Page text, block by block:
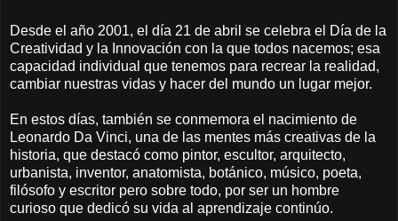
Desde el año 2001, el día 21 de abril se celebra el Día de la
Creatividad y la Innovación con la que todos nacemos; esa
capacidad individual que tenemos para recrear la realidad,
cambiar nuestras vidas y hacer del mundo un lugar mejor.
En estos días, también se conmemora el nacimiento de
Leonardo Da Vinci, una de las mentes más creativas de la
historia, que destacó como pintor, escultor, arquitecto,
urbanista, inventor, anatomista, botánico, músico, poeta,
filósofo y escritor pero sobre todo, por ser un hombre
curioso que dedicó su vida al aprendizaje continúo.